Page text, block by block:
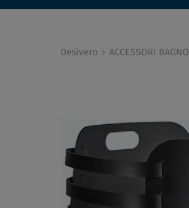
Desivero ACCESSORI BAGNO